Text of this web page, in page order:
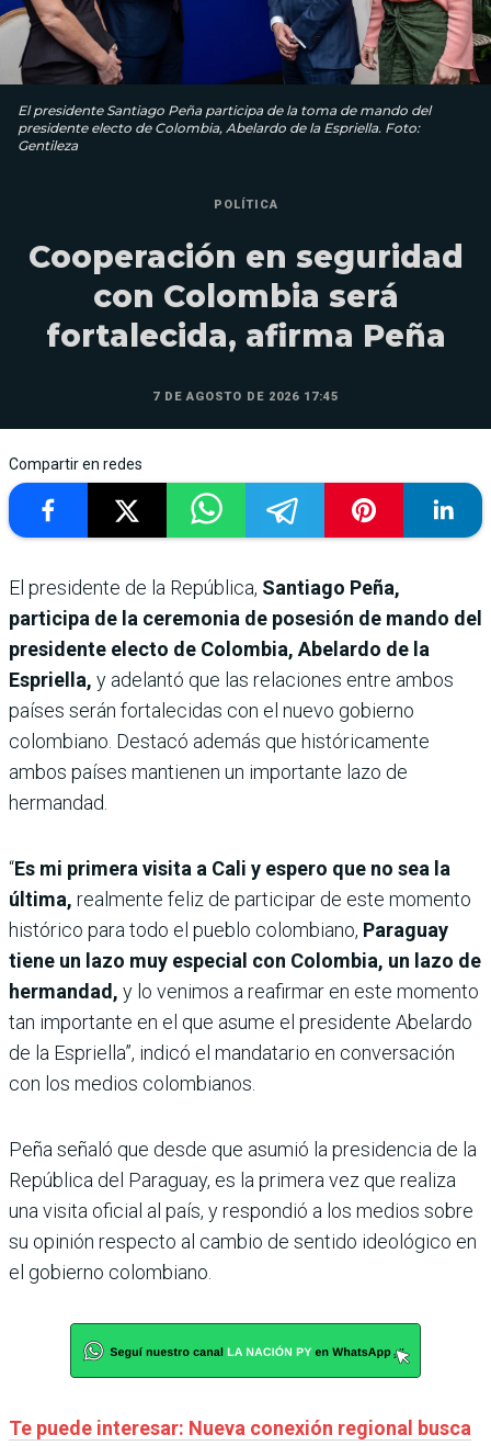
El presidente Santiago Peña participa de la toma de mando del
presidente electo de Colombia, Abelardo de la Espriella. Foto:
Gentileza
POLÍTICA
Cooperación en seguridad
con Colombia será
fortalecida, afirma Peña
7 DE AGOSTO DE 2026 17:45
Compartir en redes
El presidente de la República, Santiago Peña,
participa de la ceremonia de posesión de mando del
presidente electo de Colombia, Abelardo de la
Espriella, y adelantó que las relaciones entre ambos
países serán fortalecidas con el nuevo gobierno
colombiano. Destacó además que históricamente
ambos países mantienen un importante lazo de
hermandad.
“Es mi primera visita a Cali y espero que no sea la
última, realmente feliz de participar de este momento
histórico para todo el pueblo colombiano, Paraguay
tiene un lazo muy especial con Colombia, un lazo de
hermandad, y lo venimos a reafirmar en este momento
tan importante en el que asume el presidente Abelardo
de la Espriella”, indicó el mandatario en conversación
con los medios colombianos.
Peña señaló que desde que asumió la presidencia de la
República del Paraguay, es la primera vez que realiza
una visita oficial al país, y respondió a los medios sobre
su opinión respecto al cambio de sentido ideológico en
el gobierno colombiano.
Te puede interesar: Nueva conexión regional busca